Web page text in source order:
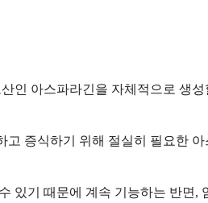
인 아스파라긴을 자체적으로 생
증식하기 위해 절실히 필요한
있기 때문에 계속 기능하는 반면,